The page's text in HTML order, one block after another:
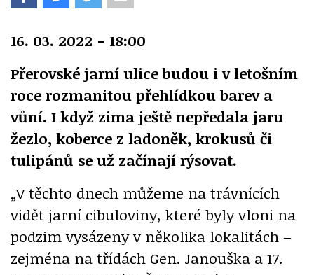
16. 03. 2022 - 18:00
Přerovské jarní ulice budou i v letošním
roce rozmanitou přehlídkou barev a
vůní. I když zima ještě nepředala jaru
žezlo, koberce z ladoněk, krokusů či
tulipánů se už začínají rýsovat.
„V těchto dnech můžeme na trávnících
vidět jarní cibuloviny, které byly vloni na
podzim vysázeny v několika lokalitách –
zejména na třídách Gen. Janouška a 17.